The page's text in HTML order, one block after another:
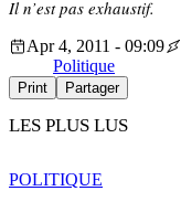
Il n’est pas exhaustif.
Apr 4, 2011 - 09:09
Politique
Print Partager
LES PLUS LUS
POLITIQUE